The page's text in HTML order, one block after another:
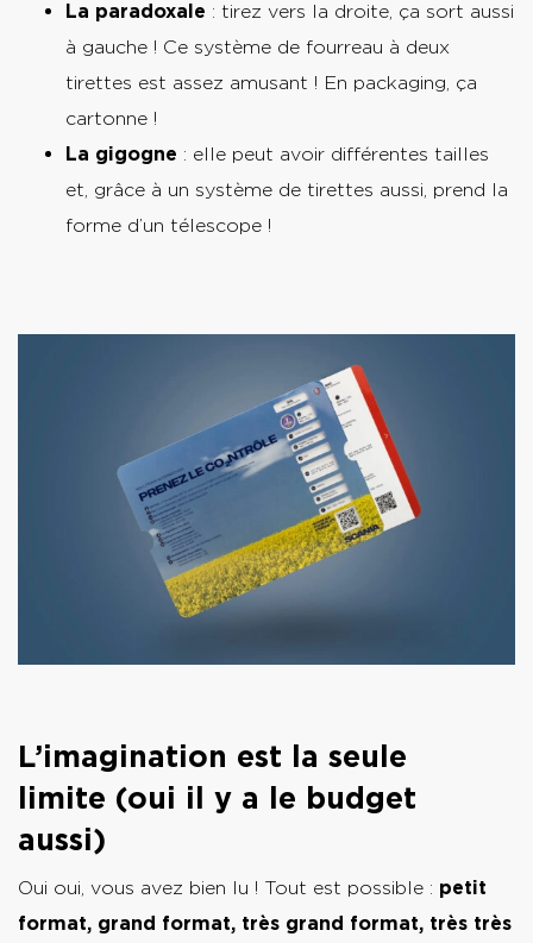
La paradoxale : tirez vers la droite, ça sort aussi
à gauche ! Ce système de fourreau à deux
tirettes est assez amusant ! En packaging, ça
cartonne !
La gigogne : elle peut avoir différentes tailles
et, grâce à un système de tirettes aussi, prend la
forme d’un télescope !
L’imagination est la seule
limite (oui il y a le budget
aussi)
Oui oui, vous avez bien lu ! Tout est possible : petit
format, grand format, très grand format, très très